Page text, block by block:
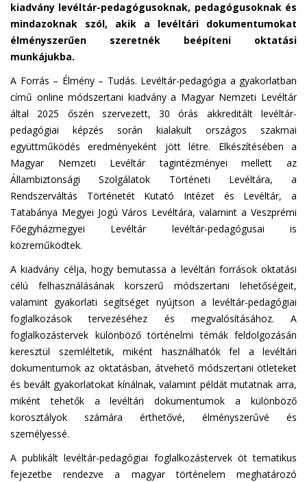
kiadvány levéltár-pedagógusoknak, pedagógusoknak és
mindazoknak szól, akik a levéltári dokumentumokat
élményszerűen szeretnék beépíteni oktatási
munkájukba.
A Forrás – Élmény – Tudás. Levéltár-pedagógia a gyakorlatban
című online módszertani kiadvány a Magyar Nemzeti Levéltár
által 2025 őszén szervezett, 30 órás akkreditált levéltár-
pedagógiai képzés során kialakult országos szakmai
együttműködés eredményeként jött létre. Elkészítésében a
Magyar Nemzeti Levéltár tagintézményei mellett az
Állambiztonsági Szolgálatok Történeti Levéltára, a
Rendszerváltás Történetét Kutató Intézet és Levéltár, a
Tatabánya Megyei Jogú Város Levéltára, valamint a Veszprémi
Főegyházmegyei Levéltár levéltár-pedagógusai is
közreműködtek.
A kiadvány célja, hogy bemutassa a levéltári források oktatási
célú felhasználásának korszerű módszertani lehetőségeit,
valamint gyakorlati segítséget nyújtson a levéltár-pedagógiai
foglalkozások tervezéséhez és megvalósításához. A
foglalkozástervek különböző történelmi témák feldolgozásán
keresztül szemléltetik, miként használhatók fel a levéltári
dokumentumok az oktatásban, átvehető módszertani ötleteket
és bevált gyakorlatokat kínálnak, valamint példát mutatnak arra,
miként tehetők a levéltári dokumentumok a különböző
korosztályok számára érthetővé, élményszerűvé és
személyessé.
A publikált levéltár-pedagógiai foglalkozástervek öt tematikus
fejezetbe rendezve a magyar történelem meghatározó